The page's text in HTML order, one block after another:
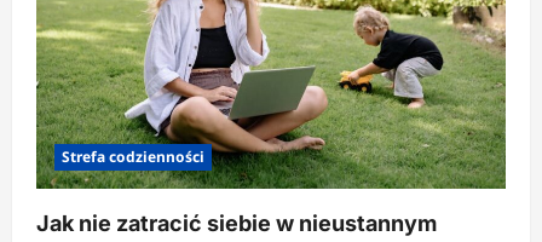
Strefa codzienności
Jak nie zatracić siebie w nieustannym